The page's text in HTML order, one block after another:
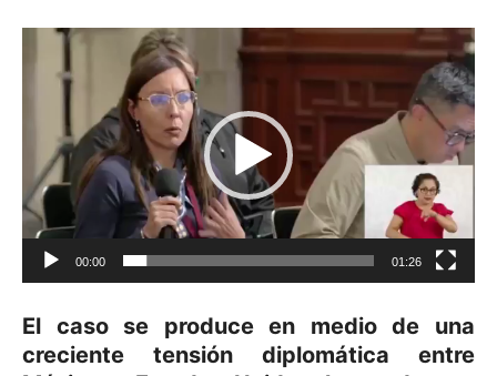
Reproductor
00:00 01:26
El caso se produce en medio de una
creciente tensión diplomática entre